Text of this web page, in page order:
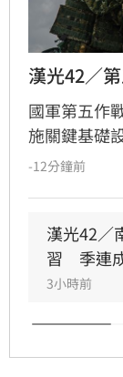
漢光42／
國軍第五作
施關鍵基礎
襲擾港區重
力。
-12分鐘前
漢光42／
習　季連
3小時前